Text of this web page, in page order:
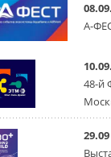
США
28
свой
31
А-
48-й